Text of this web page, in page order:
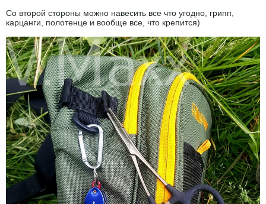
Со второй стороны можно навесить все что угодно, грипп,
карцанги, полотенце и вообще все, что крепится)